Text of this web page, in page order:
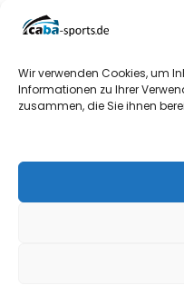
Wir verwenden Cookies, um
Informationen zu Ihrer
zusammen, die Sie ihnen